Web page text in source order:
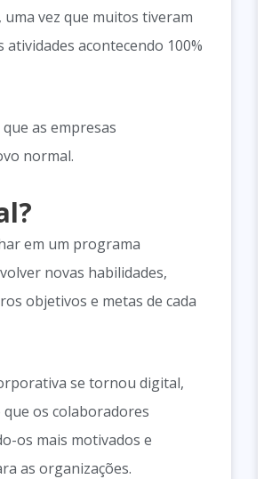
uma vez que muitos tiveram
acontecendo 100%
as empresas
normal.
em um programa
novas habilidades,
objetivos e metas de cada
se tornou digital,
os colaboradores
os mais motivados e
as organizações.